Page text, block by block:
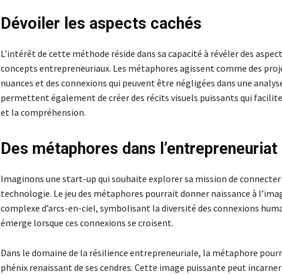
Dévoiler les aspects cachés
L’intérêt de cette méthode réside dans sa capacité à révéler des
concepts entrepreneuriaux. Les métaphores agissent comme des
nuances et des connexions qui peuvent être négligées dans une
permettent également de créer des récits visuels puissants qui
et la compréhension.
Des métaphores dans l’entrepreneuriat
Imaginons une start-up qui souhaite explorer sa mission de
technologie. Le jeu des métaphores pourrait donner naissance à
complexe d’arcs-en-ciel, symbolisant la diversité des connexions
émerge lorsque ces connexions se croisent.
Dans le domaine de la résilience entrepreneuriale, la métaphore
phénix renaissant de ses cendres. Cette image puissante peut